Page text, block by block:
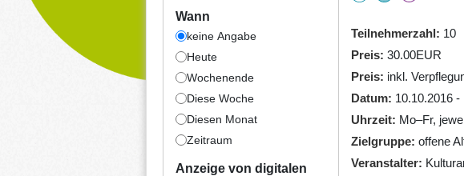
Wann
keine Angabe
Heute
Wochenende
Diese Woche
Diesen Monat
Zeitraum
Anzeige von digitalen
Teilnehmerzahl
10
Preis 30.00EUR
Preis
inkl.
Datum
10.10.2016 -
Uhrzeit
Mo–Fr,
Zielgruppe offene
Veranstalter